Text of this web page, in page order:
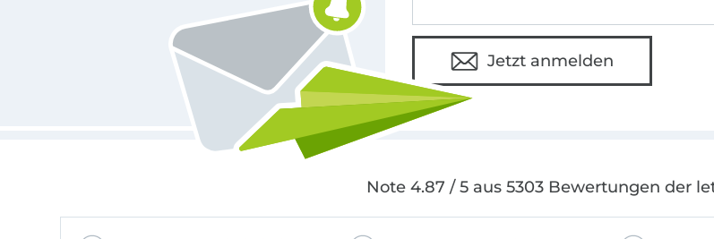
Jetzt anmelden
Note 4.87 / 5 aus 5303 Bewertungen der